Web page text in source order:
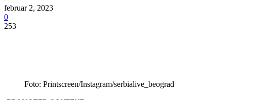
februar 2, 2023
0
253
Foto: Printscreen/Instagram/serbialive_beograd